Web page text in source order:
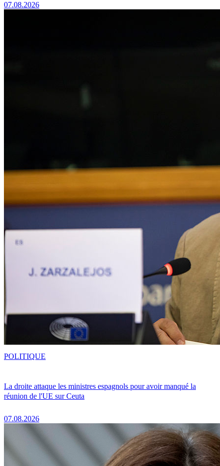
07.08.2026
La droite attaque les ministres espagnols pour avoir manqué la
réunion de l'UE sur Ceuta
07.08.2026
POLITIQUE